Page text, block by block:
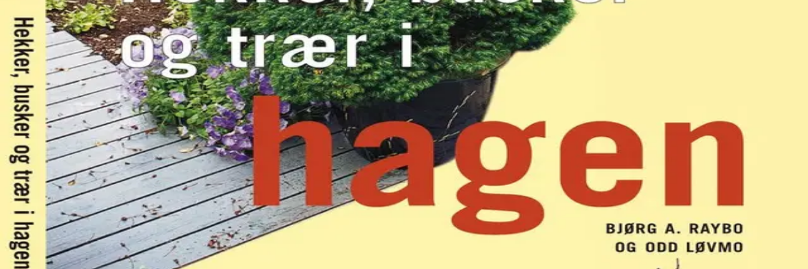
Bjørg Raybo, 2003, Innbundet
Innbundet
Bokmål, 2003
Ikke tilgjengelig
Fri frakt på bestillinger over 349,-
Les mer
Valg og stell av trær og busker for ulike behov. Om hvordan hagens trær blir til glede både for deg og naboen, prydbusken frodig og vakker og hekken tett og fin.
Forfattere Produktinformasjon
Norske Serier| Postadresse: Postboks 1900 Sentrum, 0055 Oslo | Besøksadresse: Stortingsgata 28, 0161 Oslo
KONTAKT OSS
Kundeservice
Min side